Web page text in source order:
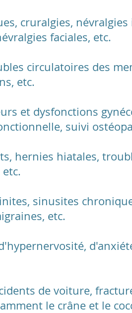
cruralgies,
faciales, etc.
circulatoires des
etc.
et dysfonctions
suivi
hernies hiatales,
sinusites
etc.
de voiture,
le crâne et le